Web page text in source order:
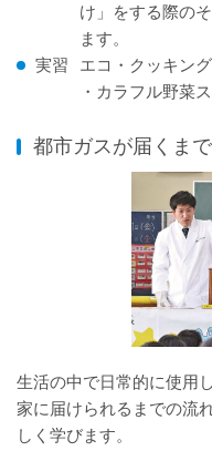
け」をする際の
ます。
実習
エコ・クッキン
・カラフル野菜
都市ガスが届くま
生活の中で日常的に使用
家に届けられるまでの流
しく学びます。